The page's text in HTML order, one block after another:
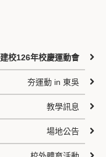
建校126年校慶運動會
夯運動 in 東吳
教學訊息
場地公告